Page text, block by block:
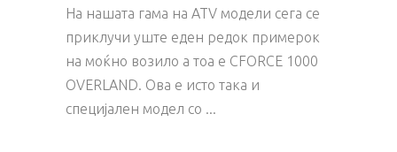
На нашата гама на ATV модели сега се
приклучи уште еден редок примерок
на моќно возило а тоа е CFORCE 1000
OVERLAND. Ова е исто така и
специјален модел со